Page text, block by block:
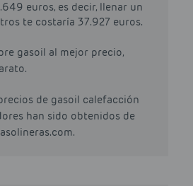
euros, es decir, llenar un
te costaría 37.927 euros.
gasoil al mejor precio,
de gasoil calefacción
han sido obtenidos de